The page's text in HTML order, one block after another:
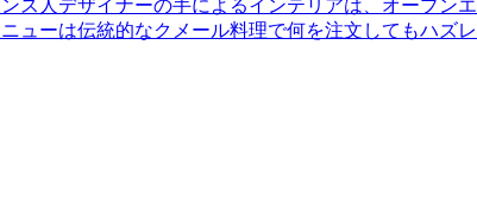
ス人デザイナーの手によるインテリアは、オープンエ
ューは伝統的なクメール料理で何を注文してもハズレ